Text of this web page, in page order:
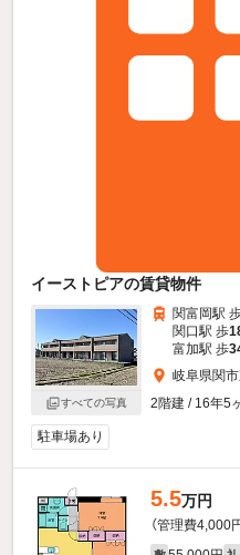
イーストピアの賃貸物件
すべての写真
関富岡駅
関口駅 歩
富加駅 歩
岐阜県関
2階建 / 16年5
駐車場あり
5.5万円
（管理費4,000円